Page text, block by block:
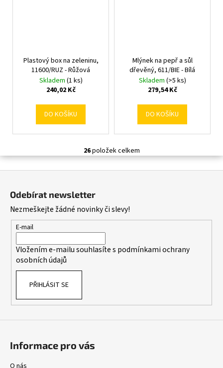
Plastový box na zeleninu,
11600/RUZ - Růžová
Skladem (1 ks)
240,02 Kč
DO KOŠÍKU
Mlýnek na pepř a sůl
dřevěný, 611/BIE - Bílá
Skladem (>5 ks)
279,54 Kč
DO KOŠÍKU
O
a
c
r
ý
p
26položek celkem
Odebírat newsletter
Nezmeškejte žádné novinky či slevy!
E-mail
Vložením e-mailu souhlasíte s podmínkami ochrany
osobních údajů
PŘIHLÁSIT SE
Informace pro vás
O nás